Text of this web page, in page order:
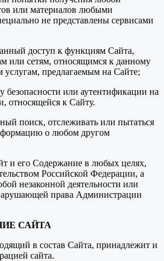
или материалов любыми
не представлены сервисами
доступ к функциям Сайта,
или сетям, относящимся к данному
предлагаемым на Сайте;
безопасности или аутентификации на
относящейся к Сайту.
поиск, отслеживать или пытаться
о любом другом
и его Содержание в любых целях,
Российской Федерации, а
незаконной деятельности или
права Администрации
САЙТА
в состав Сайта, принадлежит и
сайта.